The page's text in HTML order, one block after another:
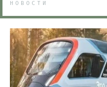
НОВОСТИ